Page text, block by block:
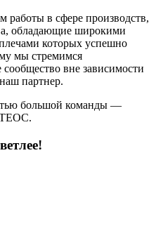
в сфере производств,
обладающие широкими
которых успешно
мы стремимся
вне зависимости
партнер.
большой команды —